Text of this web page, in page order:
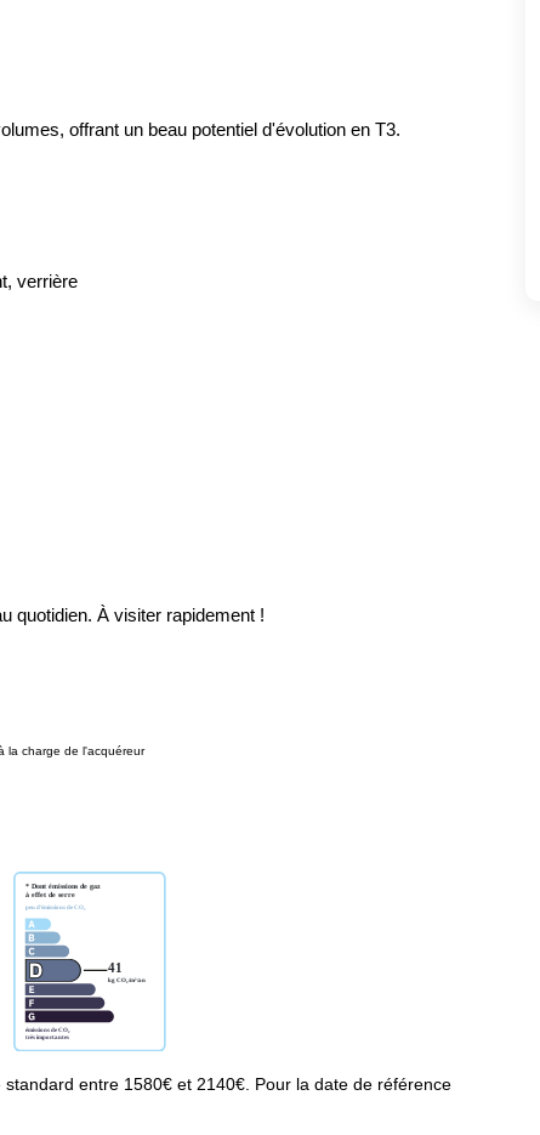
offrant un beau potentiel d'évolution en T3.
verrière
quotidien. À visiter rapidement !
la charge de l'acquéreur
entre 1580€ et 2140€. Pour la date de référence